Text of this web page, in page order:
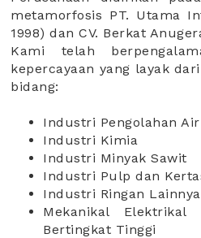
metamorfosis PT. Utama
1998) danCV. Berkat
Kami telah
kepercayaan yang layak
bidang:
Industri Pengolahan Air
Industri Kimia
Industri Minyak Sawit
Industri Pulp dan
Industri Ringan Lainnya
Mekanikal Elektrikal
Bertingkat Tinggi